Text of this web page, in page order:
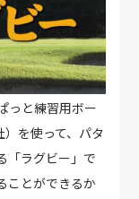
っと練習用ボー
を使って、パタ
「ラグビー」で
ことができるか